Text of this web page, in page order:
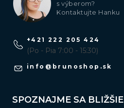
s výberom?
Kontaktujte Hanku
info @ brunoshop.sk
+421 222 205 424
(Po - Pia 7:00 - 15:30)
SPOZNAJME SA BLIŽŠIE